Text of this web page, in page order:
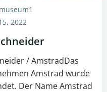
2022
/ AmstradDas
Amstrad wurde
Der Name Amstrad